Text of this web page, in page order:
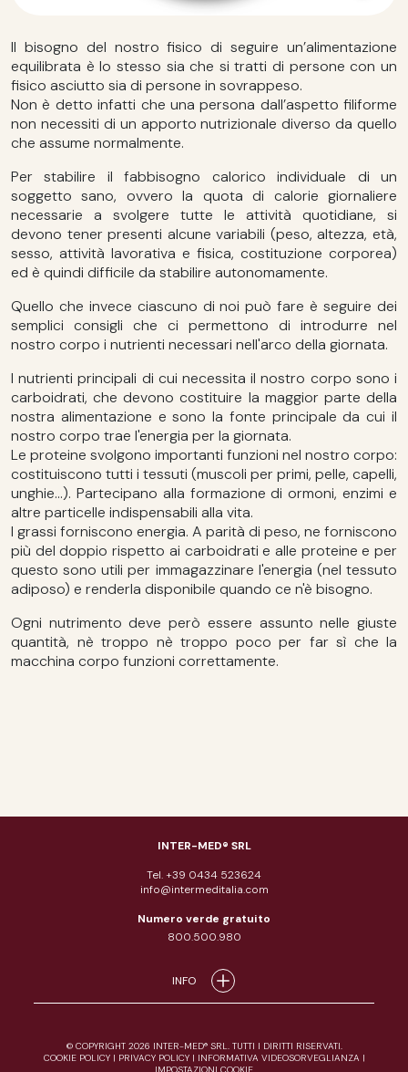
Il bisogno del nostro fisico di seguire un’alimentazione
equilibrata è lo stesso sia che si tratti di persone con un
fisico asciutto sia di persone in sovrappeso.
Non è detto infatti che una persona dall’aspetto filiforme
non necessiti di un apporto nutrizionale diverso da quello
che assume normalmente.
Per stabilire il fabbisogno calorico individuale di un
soggetto sano, ovvero la quota di calorie giornaliere
necessarie a svolgere tutte le attività quotidiane, si
devono tener presenti alcune variabili (peso, altezza, età,
sesso, attività lavorativa e fisica, costituzione corporea)
ed è quindi difficile da stabilire autonomamente.
Quello che invece ciascuno di noi può fare è seguire dei
semplici consigli che ci permettono di introdurre nel
nostro corpo i nutrienti necessari nell'arco della giornata.
I nutrienti principali di cui necessita il nostro corpo sono i
carboidrati, che devono costituire la maggior parte della
nostra alimentazione e sono la fonte principale da cui il
nostro corpo trae l'energia per la giornata.
Le proteine svolgono importanti funzioni nel nostro corpo:
costituiscono tutti i tessuti (muscoli per primi, pelle, capelli,
unghie...). Partecipano alla formazione di ormoni, enzimi e
altre particelle indispensabili alla vita.
I grassi forniscono energia. A parità di peso, ne forniscono
più del doppio rispetto ai carboidrati e alle proteine e per
questo sono utili per immagazzinare l'energia (nel tessuto
adiposo) e renderla disponibile quando ce n'è bisogno.
Ogni nutrimento deve però essere assunto nelle giuste
quantità, nè troppo nè troppo poco per far sì che la
macchina corpo funzioni correttamente.
INTER-MED® SRL
Tel. +39 0434 523624
info@intermeditalia.com
Numero verde gratuito
800.500.980
INFO
© COPYRIGHT 2026 INTER-MED® SRL. TUTTI I DIRITTI RISERVATI.
COOKIE POLICY| PRIVACY POLICY| INFORMATIVA VIDEOSORVEGLIANZA |
IMPOSTAZIONI COOKIE